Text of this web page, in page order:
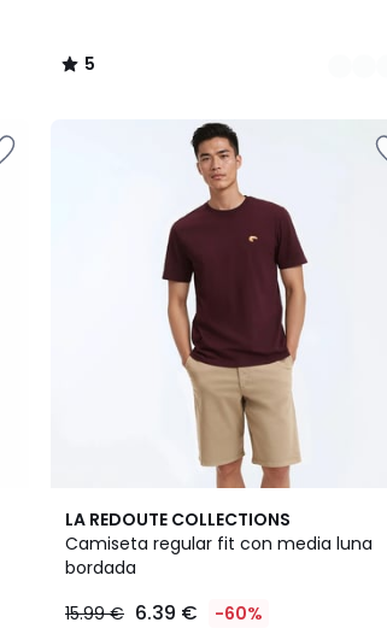
5
/
LA REDOUTE COLLECTIONS
Camiseta regular fit con media luna
bordada
15.99 € 6.39 € -60%
5
/
5